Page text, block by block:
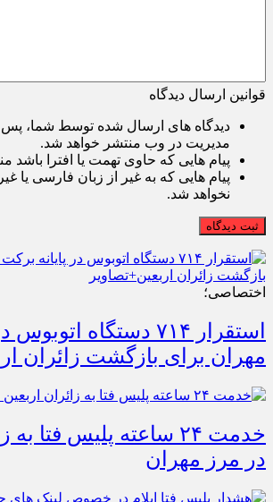
قوانین ارسال دیدگاه
دیدگاه های ارسال شده توسط شما، پس
مدیریت در وب منتشر خواهد شد.
پیام هایی که حاوی تهمت یا افترا باشد
پیام هایی که به غیر از زبان فارسی یا
نخواهد شد.
ثبت دیدگاه
اختصاصی؛
استقرار ۷۱۴ دستگاه
مهران برای بازگشت زائران
خدمت ۲۴ ساعته پلیس فتا
در مرز مهران